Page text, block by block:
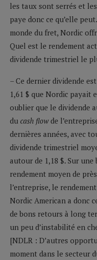
les taux sont serrés et
paye donc ce qu’elle
monde du fret, Nordic
Quel est le rendement
dividende trimestriel le
– Ce dernier dividende
1,61 $ que Nordic payait
oublier que le dividende
du cash flowde
dernières années, avec
dividende trimestriel
autour de 1,18 $. Sur
rendement moyen de
l’entreprise, le
Nordic American a donc
de bons retours à long
un peu d’instabilité en
[NDLR : D’autres
moment dans le secteur